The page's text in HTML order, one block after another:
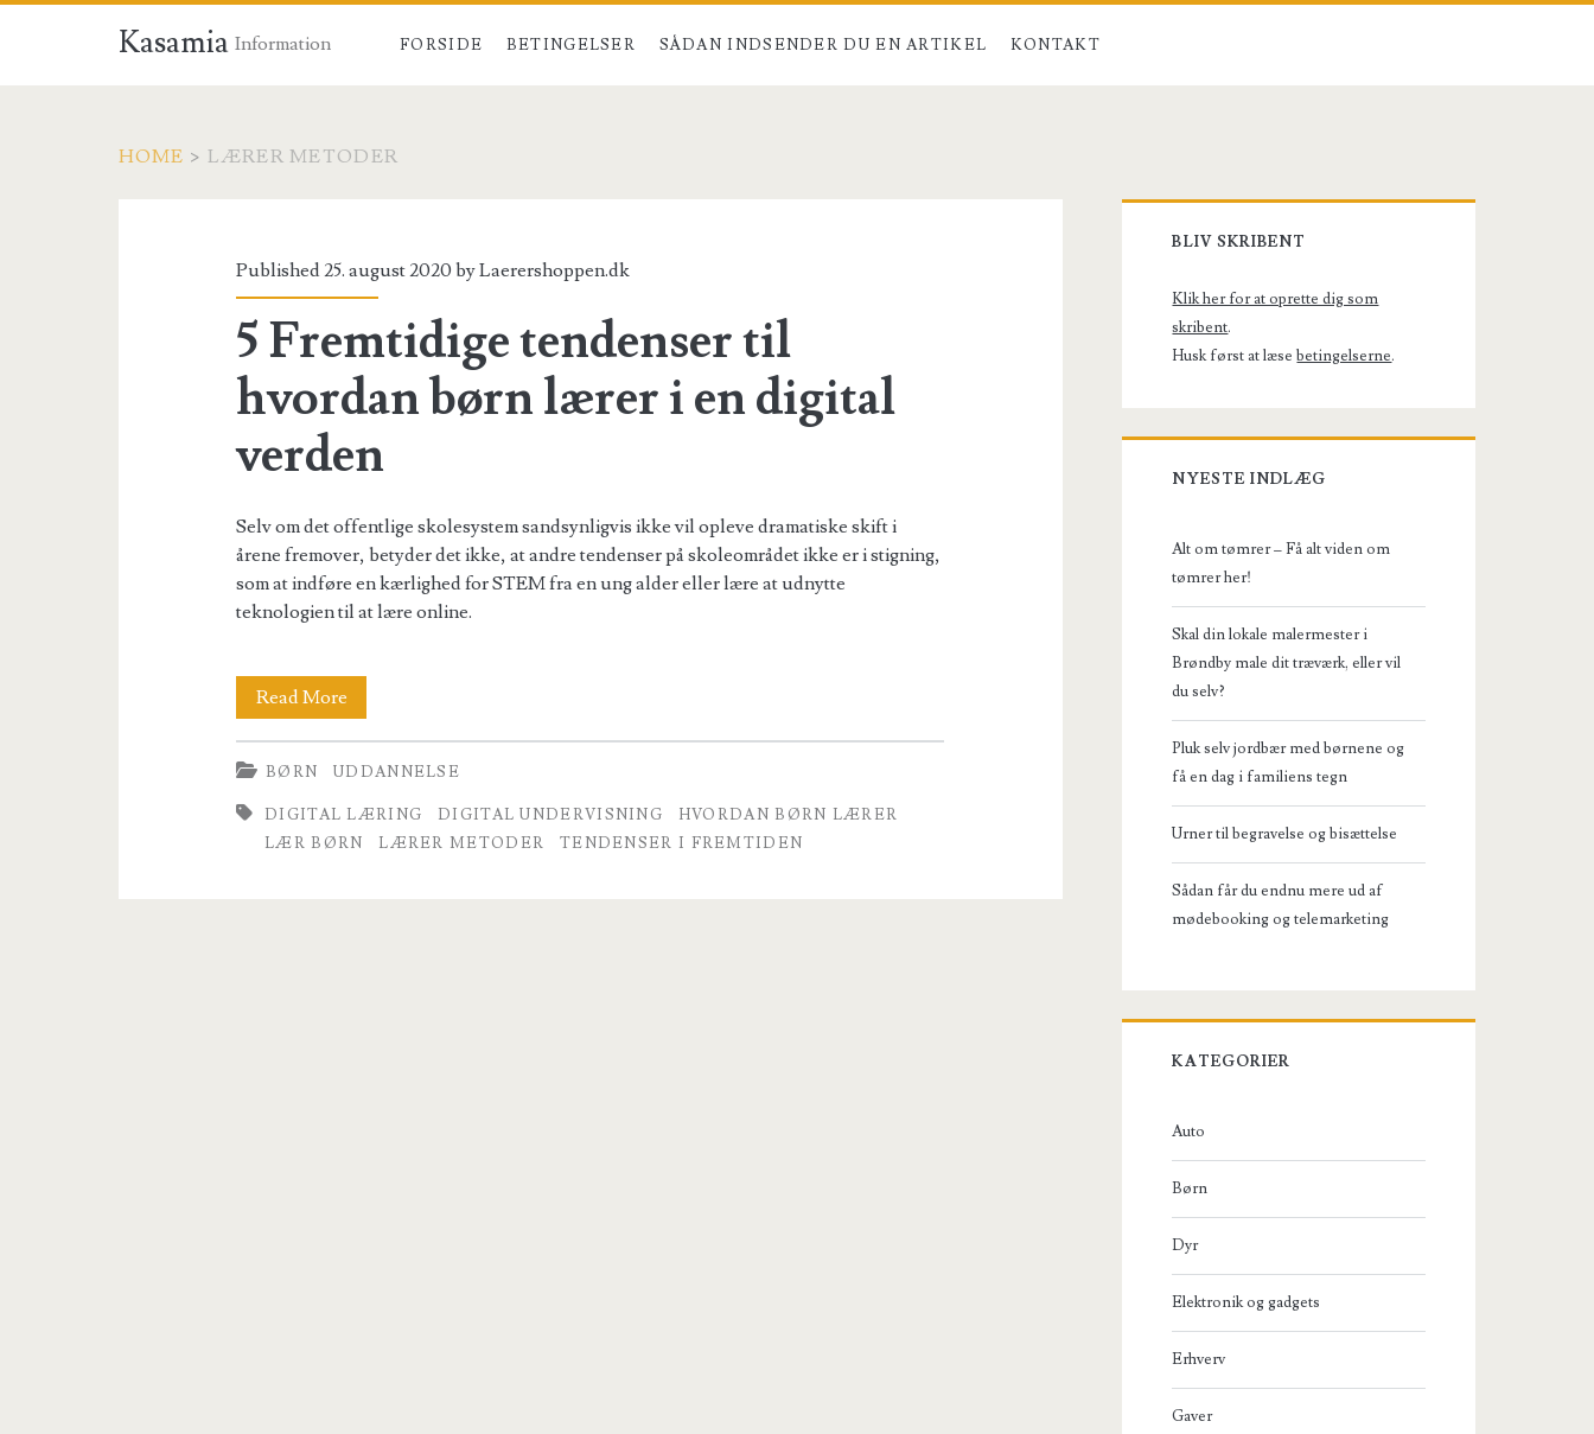
Kasamia Information FORSIDE BETINGELSER SÅDAN INDSENDER DU EN ARTIKEL KONTAKT
HOME > LÆRER METODER
<span>lærer
metoder</span>
Published 25. august 2020 byLaerershoppen.dk
5 Fremtidige tendenser til
hvordan børn lærer i en digital
verden
Selv om det offentlige skolesystem sandsynligvis ikke vil opleve dramatiske skift i
årene fremover, betyder det ikke, at andre tendenser på skoleområdet ikke er i stigning,
som at indføre en kærlighed for STEM fra en ung alder eller lære at udnytte
teknologien til at lære online.
Read More5
Fremtidige
tendenser
til
BØRN UDDANNELSE
DIGITAL LÆRING DIGITAL UNDERVISNING
HVORDAN BØRN LÆRER
LÆR BØRN
LÆRER METODER TENDENSER I FREMTIDEN
Primary
Sidebar
BLIV SKRIBENT
Klik her for at oprette dig som
skribent.
Husk først at læsebetingelserne.
NYESTE INDLÆG
Alt om tømrer – Få alt viden om
tømrer her!
Skal din lokale malermester i
Brøndby male dit træværk, eller vil
du selv?
Pluk selv jordbær med børnene og
få en dag i familiens tegn
Urner til begravelse og bisættelse
Sådan får du endnu mere ud af
mødebooking og telemarketing
KATEGORIER
Auto
Børn
Dyr
Elektronik og gadgets
Erhverv
Gaver